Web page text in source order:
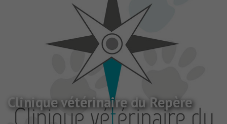
Clinique vétérinaire du Repère